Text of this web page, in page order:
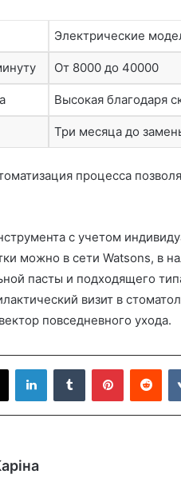
Электрические
От 8000 до 40000
Высокая благодаря
Три месяца до
процесса
с учетом
можно в сети Watsons, в
пасты и подходящего
визит в
повседневного ухода.